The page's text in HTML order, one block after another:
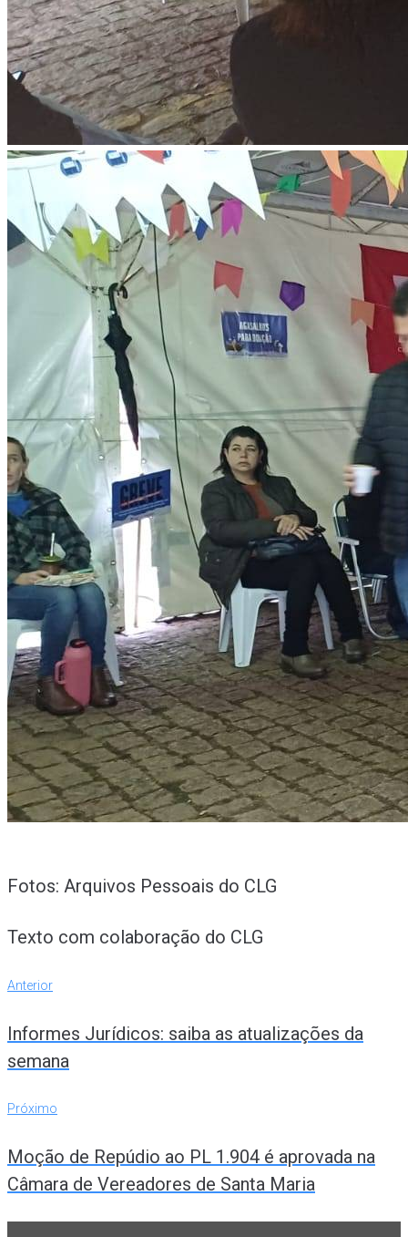
Fotos: Arquivos Pessoais do CLG
Texto com colaboração do CLG
Navegação
de
Post
Anterior
Anterior
Informes Jurídicos: saiba as atualizações da
semana
Próximo
Próximo
Moção de Repúdio ao PL 1.904 é aprovada na
Câmara de Vereadores de Santa Maria